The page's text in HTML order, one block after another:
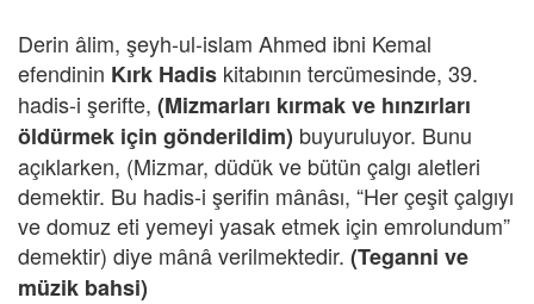
Derin âlim, şeyh-ul-islam Ahmed ibni Kemal
efendinin Kırk Hadis kitabının tercümesinde, 39.
hadis-i şerifte, (Mizmarları kırmak ve hınzırları
öldürmek için gönderildim) buyuruluyor. Bunu
açıklarken, (Mizmar, düdük ve bütün çalgı aletleri
demektir. Bu hadis-i şerifin mânâsı, “Her çeşit çalgıyı
ve domuz eti yemeyi yasak etmek için emrolundum”
demektir) diye mânâ verilmektedir. (Teganni ve
müzik bahsi)